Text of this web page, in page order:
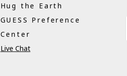
Hug the Earth
GUESS Preference
Center
Live Chat